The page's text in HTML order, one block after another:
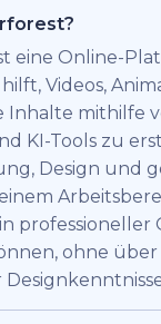
eine Online-
Videos,
Inhalte mithilfe
KI-Tools zu
Design und
professioneller
ohne